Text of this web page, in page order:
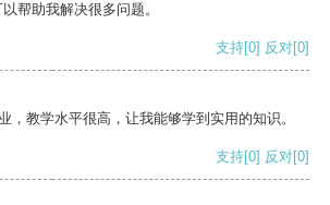
帮助我解决很多问题。
支持[0] 反对[0]
，教学水平很高，让我能够学到实用的知识。
支持[0] 反对[0]